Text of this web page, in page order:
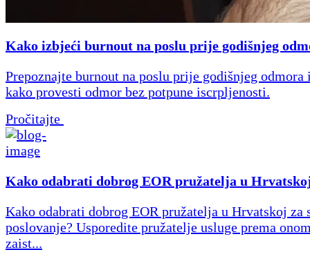
Kako izbjeći burnout na poslu prije godišnjeg
Prepoznajte burnout na poslu prije godišnjeg odmora
kako provesti odmor bez potpune iscrpljenosti.
Pročitajte
Kako odabrati dobrog EOR pružatelja u
Kako odabrati dobrog EOR pružatelja u Hrvatskoj za
poslovanje? Usporedite pružatelje usluge prema
zaist...